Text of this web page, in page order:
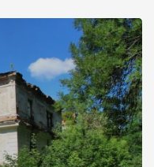
більшості навколишніх
церква. Точної дати […]